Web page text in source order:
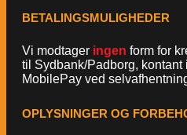
BETALINGSMULIGHEDER
Vi modtager ingen form for
til Sydbank/Padborg,
MobilePay ved
OPLYSNINGER OG